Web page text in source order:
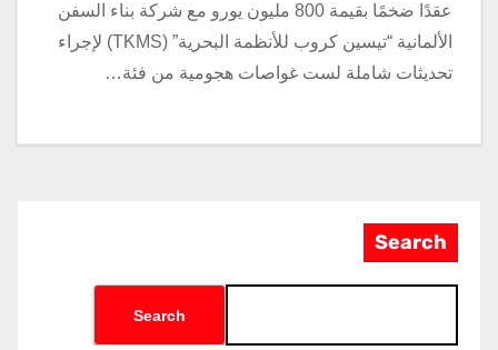
عقدًا ضخمًا بقيمة 800 مليون يورو مع شركة بناء السفن
الألمانية “تيسين كروب للأنظمة البحرية” (TKMS) لإجراء
تحديثات شاملة لست غواصات هجومية من فئة…
Search
Search